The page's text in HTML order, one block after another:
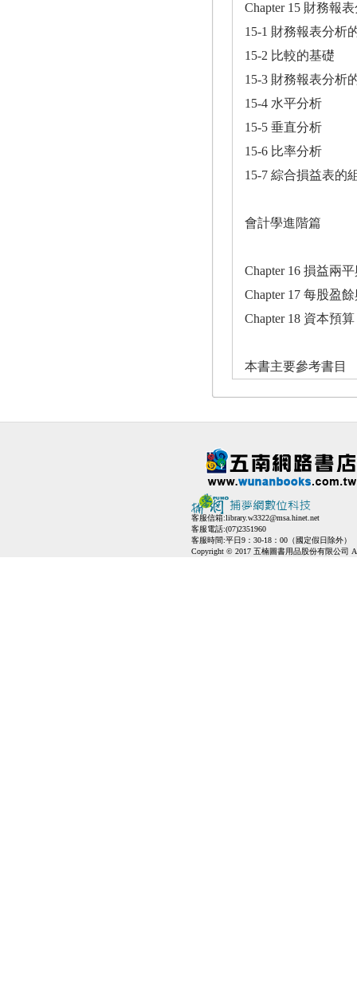
Chapter 15 財務報
15-1 財務報表分析
15-2 比較的基礎
15-3 財務報表分析
15-4 水平分析
15-5 垂直分析
15-6 比率分析
15-7 綜合損益表的
會計學進階篇
Chapter 16 損益兩
Chapter 17 每股盈
Chapter 18 資本預算
本書主要參考書目
客服信箱:library.w3322@msa.hinet.net
客服電話:(07)2351960
客服時間:平日9：30-18：00（國定假日除外）
Copyright © 2017 五楠圖書用品股份有限公司